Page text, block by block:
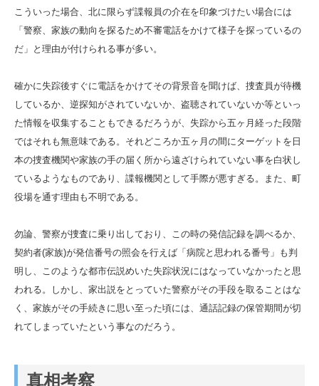
こういった場合、北に限らず諜報員の介在を印象づけたい場合には
「警察、家族の動向を探るため不審電話をかけて様子を探っているの
だ」と理由が付けられる事が多い。
確かに失踪後すぐに電話をかけてその背景音を聞けば、捜査員が待機
しているか、逆探知がされていないか、盗聴されていないか等といっ
た情報を収集することもできるだろうが、失踪から五ヶ月経った段階
ではそれも無意味である。それどころか五ヶ月の間にターゲットを日
本の捜査機関や家族の手の届く所から遠ざけられていない事を白状し
ているようなものであり、諜報機関として手際が悪すぎる。また、町
役場を通す理由も不明である。
勿論、警察が捜査に乗り出しており、この時の発信記録を調べるか、
契約者(家族)が発信番号の照会を行えば「病院と思われる番号」も判
明し、このような都市伝説めいた失踪状況にはなっていなかったと思
われる。しかし、家出説をとっていた警察がその手段を取ることはな
く、家族がその手続きに思い至った頃には、通話記録の保管期間が切
れてしまっていたという事なのだろう。
真相考察